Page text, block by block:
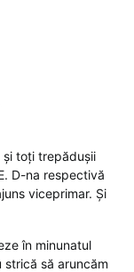
și toți trepădușii
D-na respectivă
viceprimar. Și
în minunatul
să aruncăm